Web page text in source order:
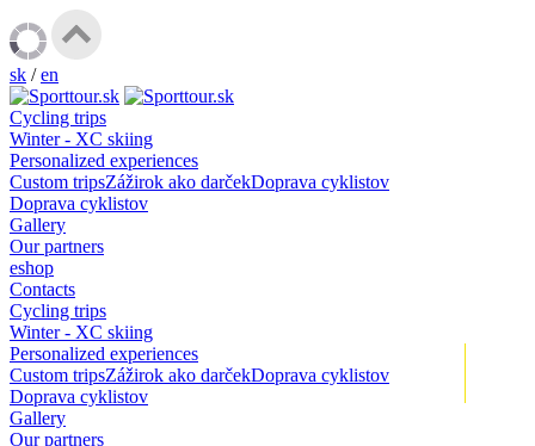
sk /en
Cycling trips
Winter - XC skiing
Personalized experiences
Custom tripsZážirok ako darčekDoprava cyklistov
Doprava cyklistov
Gallery
Our partners
eshop
Contacts
Cycling trips
Winter - XC skiing
Personalized experiences
Custom tripsZážirok ako darčekDoprava cyklistov
Doprava cyklistov
Gallery
Our partners